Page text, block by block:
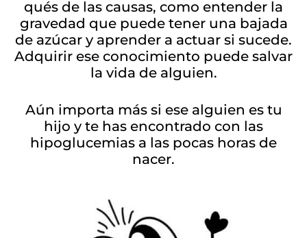
qués de las causas, como entender la
gravedad que puede tener una bajada
de azúcar y aprender a actuar si sucede.
Adquirir ese conocimiento puede salvar
la vida de alguien.
Aún importa más si ese alguien es tu
hijo y te has encontrado con las
hipoglucemias a las pocas horas de
nacer.